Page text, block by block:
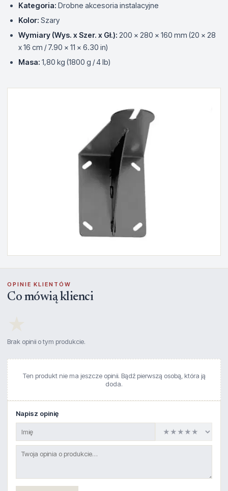
Kategoria: Drobne akcesoria instalacyjne
Kolor: Szary
Wymiary (Wys. x Szer. x Gł.): 200 x 280 x 160 mm (20 x 28
x 16 cm / 7.90 x 11 x 6.30 in)
Masa: 1,80 kg (1800 g / 4 lb)
OPINIE KLIENTÓW
Co mówią klienci
Brak opinii o tym produkcie.
Ten produkt nie ma jeszcze opinii. Bądź pierwszą osobą, która ją
doda.
Napisz opinię